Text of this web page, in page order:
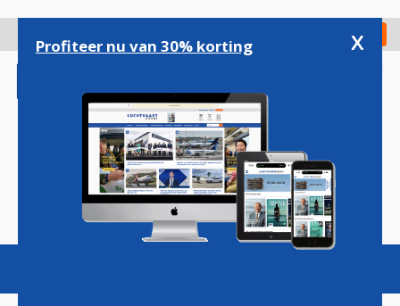
gaan
Check in
Magazine Podcasts Vacatures
Profiteer nu van 30% korting x